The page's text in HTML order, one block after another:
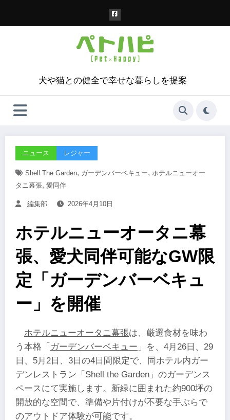
犬や猫との健全で幸せな暮らしを提案
ニュース レジャー
Shell The Garden, ガーデンバーベキュー, ホテルニューオー
タニ幕張, 愛同伴
編集部 2026年4月10日
ホテルニューオータニ幕
張、愛犬同伴可能なGW限
定「ガーデンバーベキュ
ー」を開催
ホテルニューオータニ幕張は、厳選食材を味わ
う本格「 ガーデンバーベキュー 」を、4月26日、29
日、5月2日、3日の4日間限定で、同ホテル内ガー
デンレストラン「Shell the Garden」のガーデンス
ペースにて実施します。新緑に囲まれた約900坪の
開放的な空間で、準備や片付けが不要な手ぶらで
のアウトドア体験が可能です。